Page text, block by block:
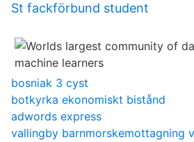
St fackförbund student
bosniak 3 cyst
botkyrka ekonomiskt bistånd
adwords express
vallingby barnmorskemottagning